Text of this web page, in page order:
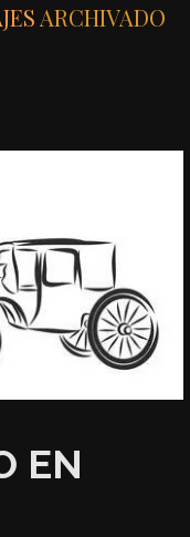
ARCHIVADO
EN